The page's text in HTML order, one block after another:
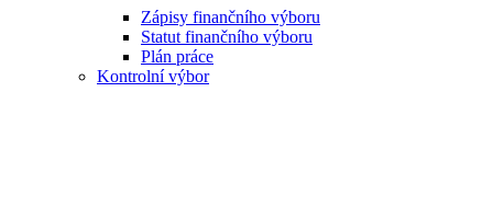
Zápisy finančního výboru
Statut finančního výboru
Plán práce
Kontrolní výbor